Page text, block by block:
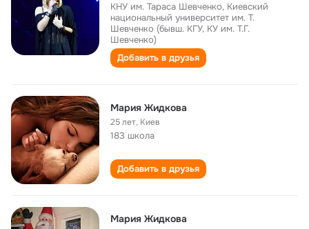
КНУ им. Тараса Шевченко, Киевский
национальный университет им. Т.
Шевченко (бывш. КГУ, КУ им. Т.Г.
Шевченко)
Добавить в друзья
Мария Жидкова
25 лет, Kиев
183 школа
Добавить в друзья
Мария Жидкова